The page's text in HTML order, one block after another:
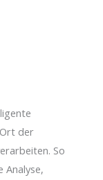
der
So